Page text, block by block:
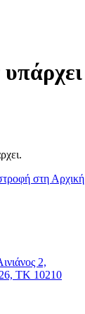
στη Αρχική
2,
ΤΚ 10210